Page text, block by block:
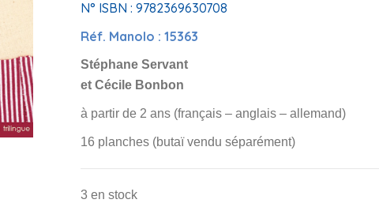
N° ISBN : 9782369630708
Réf. Manolo : 15363
Stéphane Servant
et Cécile Bonbon
à partir de 2 ans (français – anglais – allemand)
16 planches (butaï vendu séparément)
3 en stock